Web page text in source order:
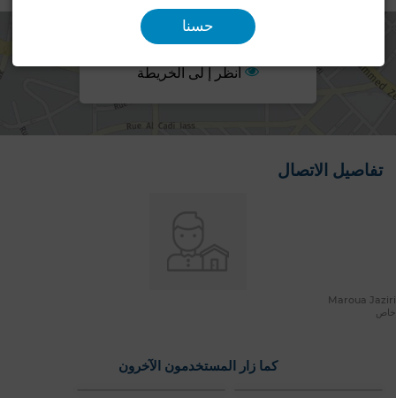
أنظر إ لى الخريطة
تفاصيل الاتصال
Maroua Jaziri
خاص
كما زار المستخدمون الآخرون
حسنا